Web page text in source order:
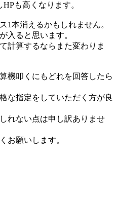
も高くなります。
1本消えるかもしれません。
入ると思います。
計算するならまた変わりま
機叩くにもどれを回答したら
な指定をしていただく方が良
れない点は申し訳ありませ
お願いします。